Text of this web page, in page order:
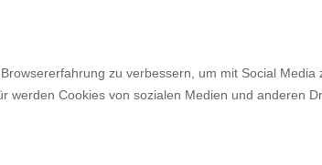
zu verbessern, um mit Social
Cookies von sozialen Medien und anderen